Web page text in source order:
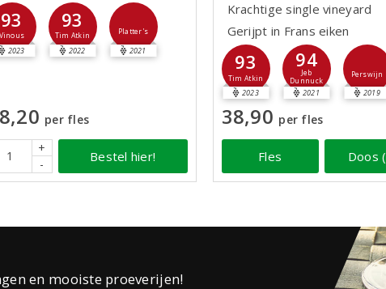
93
Vinous
2023
93
Tim Atkin
2022
Platter's
2021
per fles
+
-
Bestel hier!
Krachtige single vineyard
Gerijpt in Frans eiken
93
Tim Atkin
2023
94
Jeb
Dunnuck
2021
Perswijn
2019
38,90 per fles
Fles Doos
en mooiste proeverijen!